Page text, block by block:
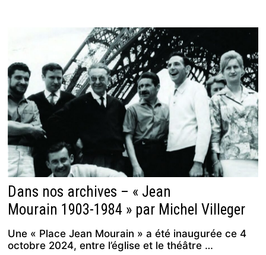
Dans nos archives – « Jean
Mourain 1903-1984 » par Michel Villeger
Une « Place Jean Mourain » a été inaugurée ce 4
octobre 2024, entre l’église et le théâtre …